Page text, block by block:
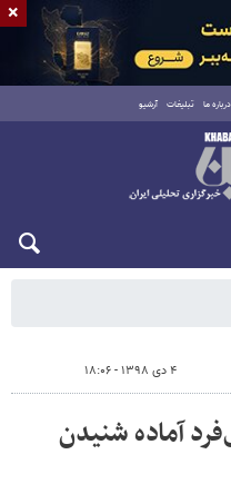
درباره ما تبلیغات آرشیو
۴ دی ۱۳۹۸ - ۱۸:۰۶
آماده شنیدن
×